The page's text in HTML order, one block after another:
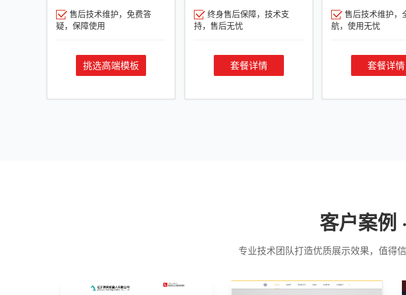
售后技术维护，免费答
疑，保障使用
挑选高端模板
终身售后保障，技术支
持，售后无忧
套餐详情
售后技术维护，
航，使用无忧
套餐详情
客户案例 ·
专业技术团队打造优质展示效果，值得